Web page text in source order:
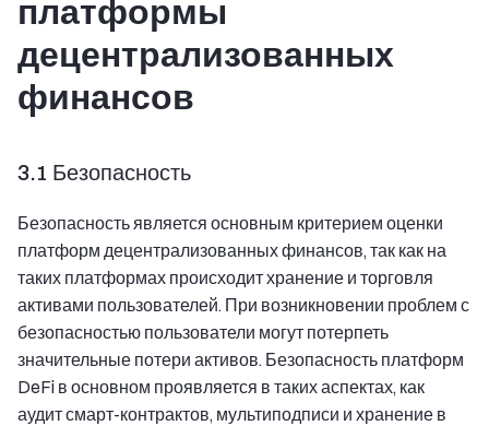
платформы
децентрализованных
финансов
3.1 Безопасность
Безопасность является основным критерием оценки
платформ децентрализованных финансов, так как на
таких платформах происходит хранение и торговля
активами пользователей. При возникновении проблем с
безопасностью пользователи могут потерпеть
значительные потери активов. Безопасность платформ
DeFi в основном проявляется в таких аспектах, как
аудит смарт-контрактов, мультиподписи и хранение в